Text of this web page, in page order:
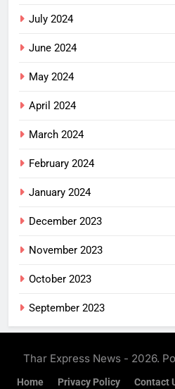
July 2024
June 2024
May 2024
April 2024
March 2024
February 2024
January 2024
December 2023
November 2023
October 2023
September 2023
Thar Express News - 2026.
Home Privacy Policy Contact